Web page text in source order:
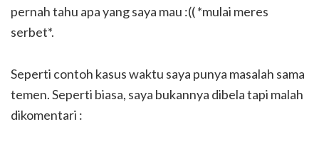
pernah tahu apa yang saya mau :(( *mulai meres
serbet*.
Seperti contoh kasus waktu saya punya masalah sama
temen. Seperti biasa, saya bukannya dibela tapi malah
dikomentari :